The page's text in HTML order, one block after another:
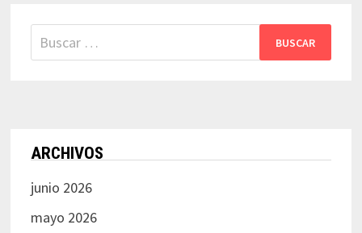
Buscar:
ARCHIVOS
junio 2026
mayo 2026